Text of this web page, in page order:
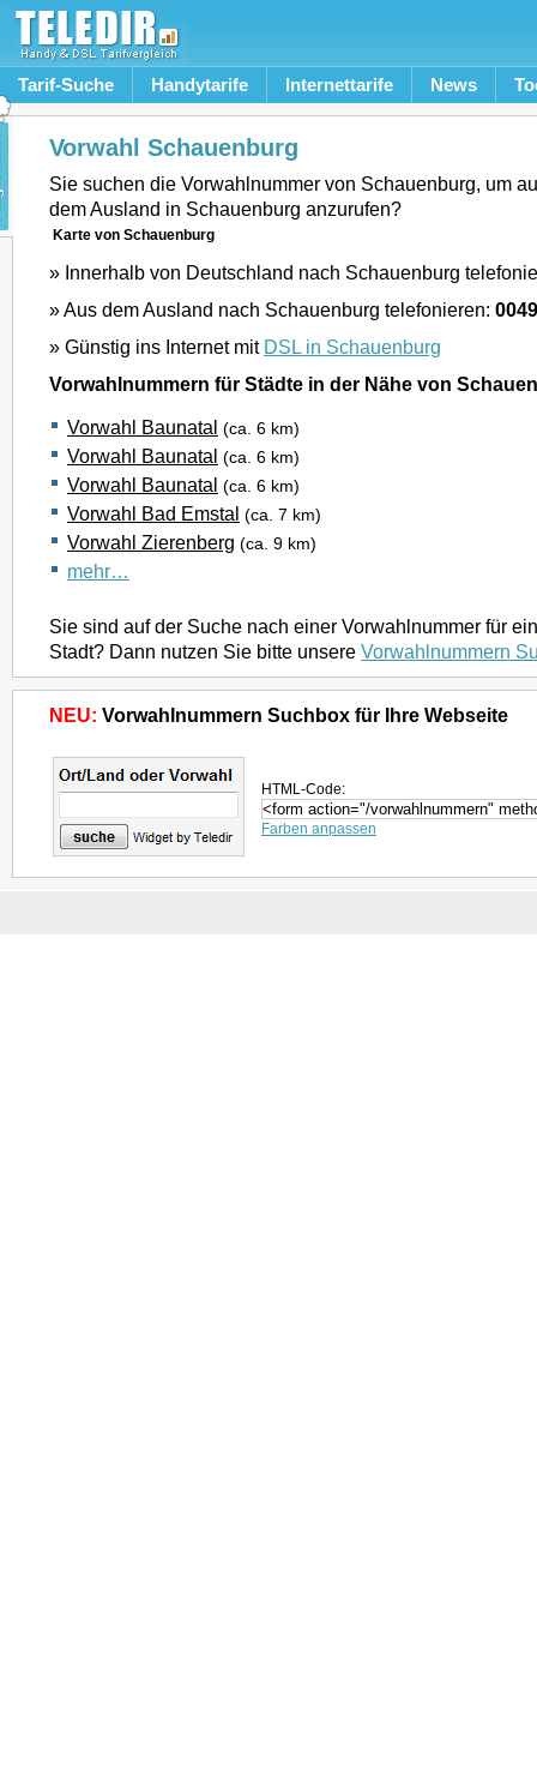
Tarif-Suche Handytarife Internettarife News
Vorwahl Schauenburg
Sie suchen die Vorwahlnummer von Schauenburg, um
dem Ausland in Schauenburg anzurufen?
Karte von Schauenburg
» Innerhalb von Deutschland nach Schauenburg
» Aus dem Ausland nach Schauenburg telefonieren:
» Günstig ins Internet mit DSL in Schauenburg
Vorwahlnummern für Städte in der Nähe von
Vorwahl Baunatal (ca. 6 km)
Vorwahl Baunatal (ca. 6 km)
Vorwahl Baunatal (ca. 6 km)
Vorwahl Bad Emstal (ca. 7 km)
Vorwahl Zierenberg (ca. 9 km)
mehr…
Sie sind auf der Suche nach einer Vorwahlnummer für
Stadt? Dann nutzen Sie bitte unsere Vorwahlnummern
NEU: Vorwahlnummern Suchbox für Ihre Webseite
HTML-Code:
Farben anpassen